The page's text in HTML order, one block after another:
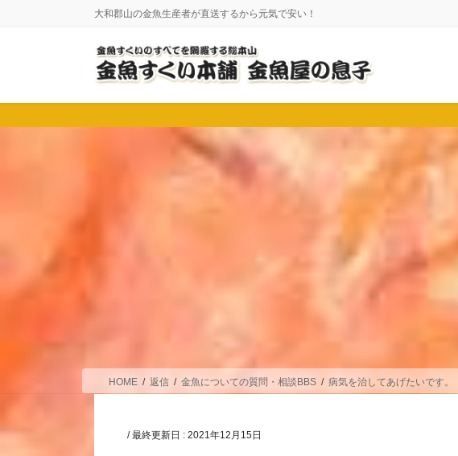
に
移
ョ
ン
大和郡山の金魚生産者が直送するから元気で安い！
HOME 返信 金魚についての質問・相談BBS 病気を治してあげたいです。
/ 最終更新日 :2021年12月15日